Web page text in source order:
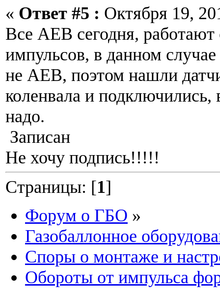
« Ответ #5 : Октября 19,
Все АЕВ сегодня, работают
импульсов, в данном
не АЕВ, поэтом нашли
коленвала и подключились,
надо.
Записан
Не хочу подпись!!!!!
Страницы: [1]
Форум о ГБО »
Газобаллонное
Споры о монтаже и
Обороты от импульса